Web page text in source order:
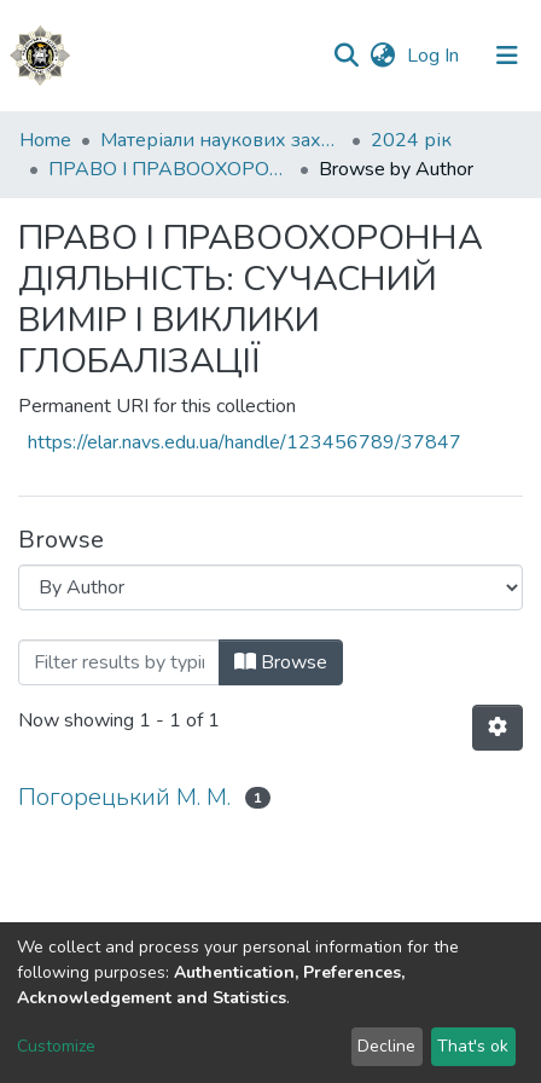
Log In (current)
Communities
&
All of DSpace
Home Матеріали наукових заходів
2024 рік
ПРАВО І ПРАВООХОРОННА ДІЯЛЬНІСТЬ: СУЧАСНИЙ ВИМІР І ВИКЛИКИ ГЛОБАЛІЗАЦІЇ
Browse by Author
ПРАВО І ПРАВООХОРОННА
ДІЯЛЬНІСТЬ: СУЧАСНИЙ
ВИМІР І ВИКЛИКИ
ГЛОБАЛІЗАЦІЇ
Permanent URI for this collection
https://elar.navs.edu.ua/handle/123456789/37847
Browse
Browsing ПРАВО І ПРАВООХОРОННА
Browse
Now showing 1 - 1 of 1
Погорецький М. М. 1
DSpace software copyright © 2002-2026 LYRASIS
Send Feedback
We collect and process your personal information for the
following purposes: Authentication, Preferences,
Acknowledgement and Statistics.
Customize Decline That's ok